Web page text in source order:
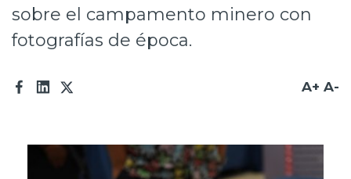
Trabaja en Codelco
Transparencia activa
Acceso trabajadores/as
sobre el campamento minero con
fotografías de época.
A+ A-